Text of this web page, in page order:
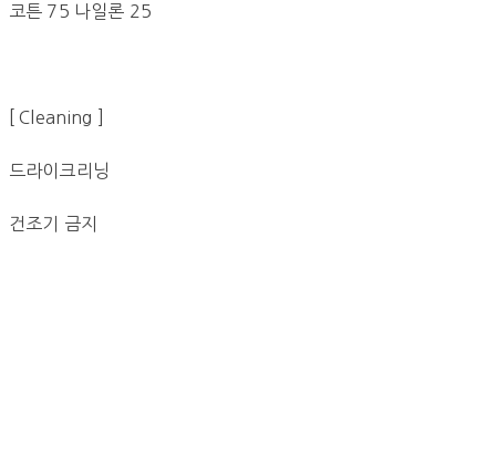
코튼 75 나일론 25
[ Cleaning ]
드라이크리닝
건조기 금지